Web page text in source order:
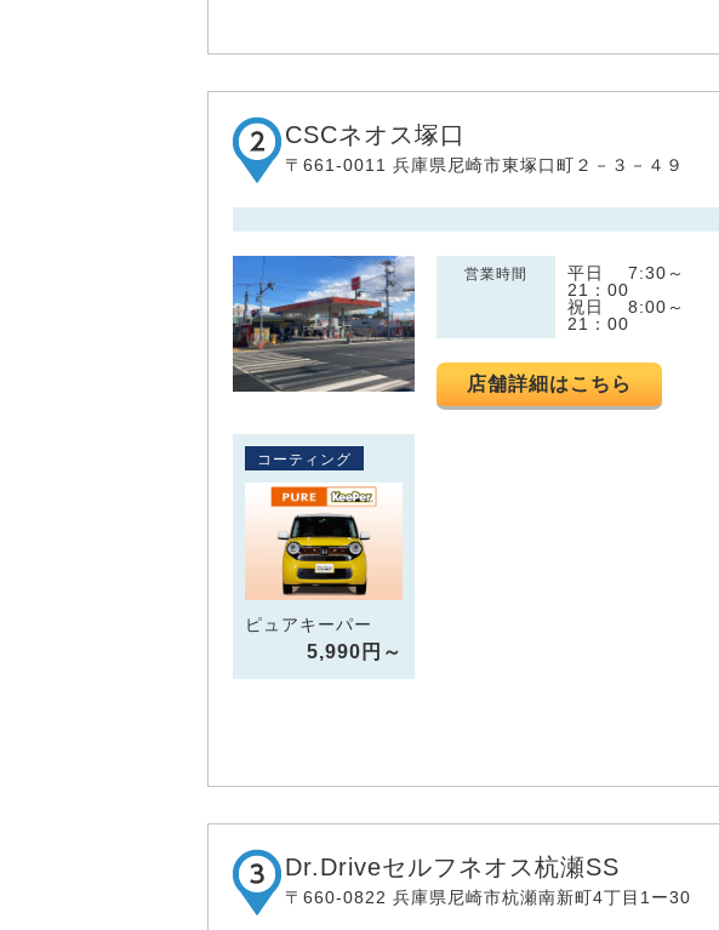
CSCネオス塚口
〒661-0011 兵庫県尼崎市東塚口町２－３－４９
営業時間
平日 7:30～
21：00
祝日 8:00～
21：00
店舗詳細はこちら
コーティング
ピュアキーパー
5,990円～
Dr.Driveセルフネオス杭瀬SS
〒660-0822 兵庫県尼崎市杭瀬南新町4丁目1ー30